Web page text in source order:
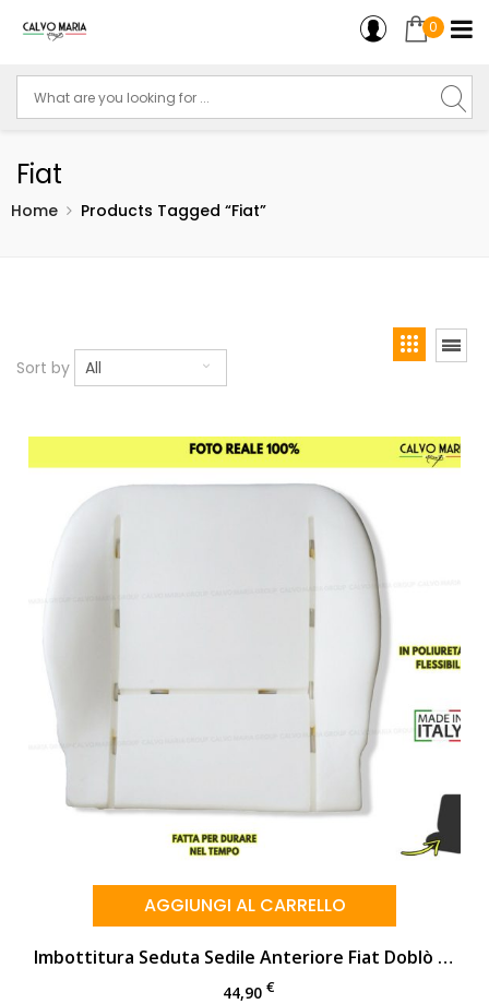
0
Fiat
Home Products Tagged “fiat”
Sort by All
AGGIUNGI AL CARRELLO
Imbottitura Seduta Sedile Anteriore Fiat Doblò 2000–2009 | Ricambio Originale Made In Italy
44,90 €